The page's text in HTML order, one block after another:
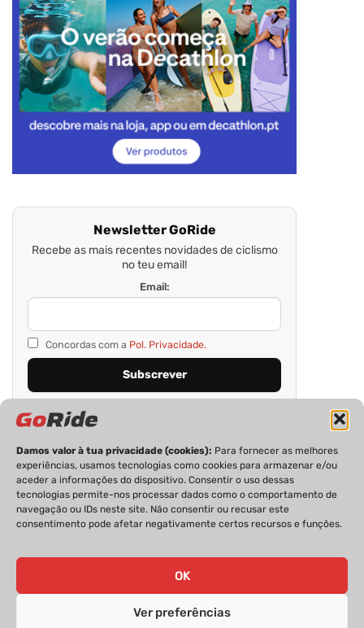
Damos valor à tua privacidade (cookies): Para fornecer as melhores
experiências, usamos tecnologias como cookies para armazenar e/ou
aceder a informações do dispositivo. Consentir o uso dessas
tecnologias permite-nos processar dados como o comportamento de
navegação ou IDs neste site. Não consentir ou recusar este
consentimento pode afetar negativamente certos recursos e funções.
OK
Ver preferências
Newsletter GoRide
Recebe as mais recentes novidades de ciclismo
no teu email!
Email:
Concordas com a Pol. Privacidade.
PRIVACIDADE FICHA TÉCNICA
ESTATUTO EDITORIAL